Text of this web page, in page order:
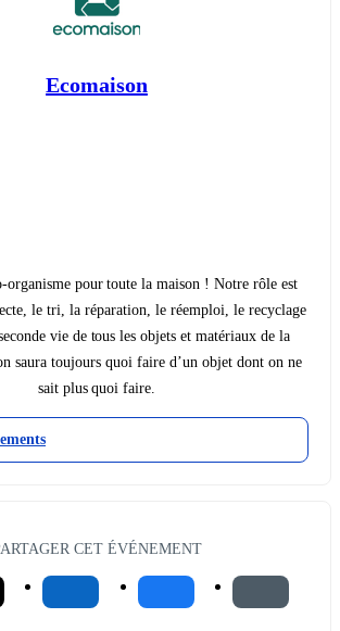
Ecomaison
organisme pour toute la maison ! Notre rôle est
le tri, la réparation, le réemploi, le recyclage
vie de tous les objets et matériaux de la
saura toujours quoi faire d’un objet dont on ne
sait plus quoi faire.
CET ÉVÉNEMENT